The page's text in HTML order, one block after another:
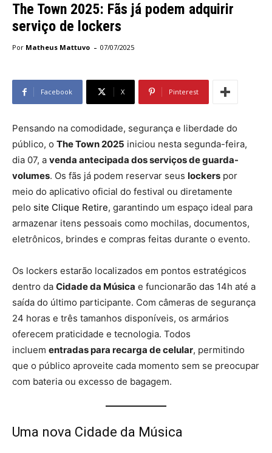
The Town 2025: Fãs já podem adquirir
serviço de lockers
Por Matheus Mattuvo - 07/07/2025
Facebook X Pinterest
Pensando na comodidade, segurança e liberdade do
público, o The Town 2025 iniciou nesta segunda-feira,
dia 07, a venda antecipada dos serviços de guarda-
volumes. Os fãs já podem reservar seus lockers por
meio do aplicativo oficial do festival ou diretamente
pelo site Clique Retire, garantindo um espaço ideal para
armazenar itens pessoais como mochilas, documentos,
eletrônicos, brindes e compras feitas durante o evento.
Os lockers estarão localizados em pontos estratégicos
dentro da Cidade da Música e funcionarão das 14h até a
saída do último participante. Com câmeras de segurança
24 horas e três tamanhos disponíveis, os armários
oferecem praticidade e tecnologia. Todos
incluem entradas para recarga de celular, permitindo
que o público aproveite cada momento sem se preocupar
com bateria ou excesso de bagagem.
Uma nova Cidade da Música